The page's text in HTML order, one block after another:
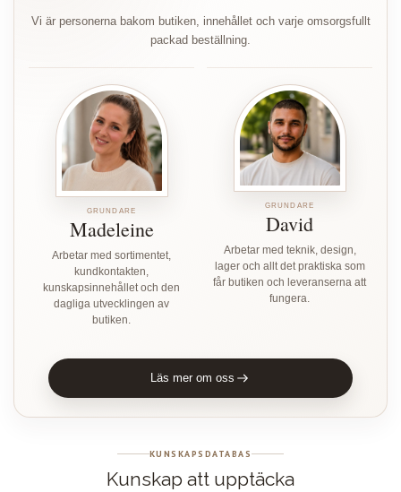
Vi är personerna bakom butiken, innehållet och varje omsorgsfullt
packad beställning.
GRUNDARE
Madeleine
Arbetar med sortimentet,
kundkontakten,
kunskapsinnehållet och den
dagliga utvecklingen av
butiken.
GRUNDARE
David
Arbetar med teknik, design,
lager och allt det praktiska som
får butiken och leveranserna att
fungera.
Läs mer om oss
KUNSKAPSDATABAS
Kunskap att upptäcka